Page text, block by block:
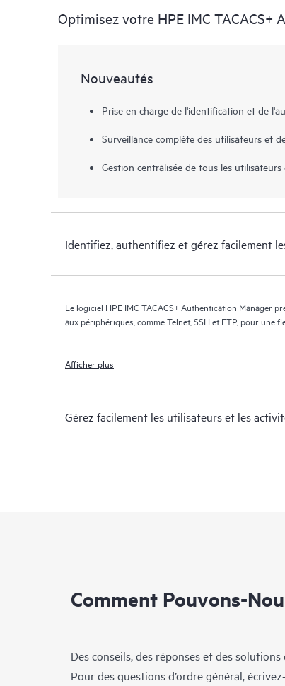
Optimisez votre HPE IMC
Nouveautés
Prise en charge de l'identification et de
Surveillance complète des utilisateurs et
Gestion centralisée de tous les
Identifiez, authentifiez et gérez facilement
Le logiciel HPE IMC TACACS+ Authentication Manager
aux périphériques, comme Telnet, SSH et FTP, pour une
Afficher plus
Gérez facilement les utilisateurs et les
Comment Pouvons-
Des conseils, des réponses et des
Pour des questions d’ordre général,